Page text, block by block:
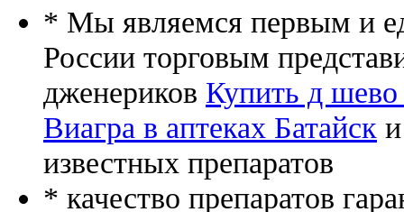
* Мы являемся первым и
России торговым
дженериков Купить д шево
Виагра в аптеках Батайск
известных препаратов
* качество препаратов